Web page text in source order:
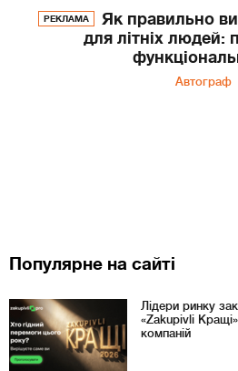
РЕКЛАМА
Як правильно
для літніх людей:
Автограф
Популярне на сайті
Лідери ринку
«Zakupivli
компаній